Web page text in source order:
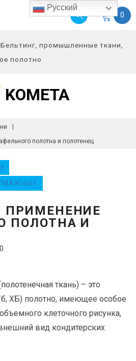
0
Бельтинг, промышленные ткани,
полотно
KOMETA
полотна и полотенец
ПРИМЕНЕНИЕ
ПОЛОТНА И
0
ткань) – это
ХБ) полотно, имеющее особое
клеточного рисунка,
вид кондитерских
Русский